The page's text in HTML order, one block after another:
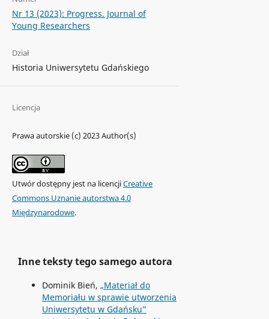
Nr 13 (2023): Progress. Journal of
Young Researchers
Dział
Historia Uniwersytetu Gdańskiego
Licencja
Prawa autorskie (c) 2023 Author(s)
Utwór dostępny jest na licencjiCreative
Commons Uznanie autorstwa 4.0
Międzynarodowe.
Inne teksty tego samego autora
Dominik Bień, „Materiał do
Memoriału w sprawie utworzenia
Uniwersytetu w Gdańsku”